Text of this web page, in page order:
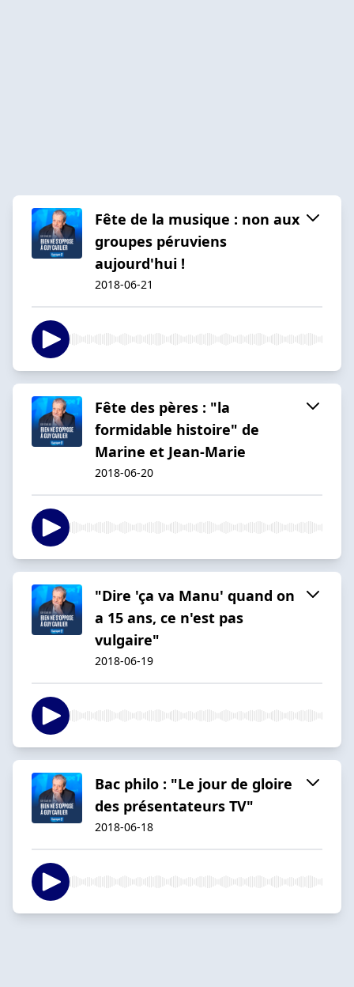
Fête de la musique : non aux
groupes péruviens
aujourd'hui !
2018-06-21
Fête des pères : "la
formidable histoire" de
Marine et Jean-Marie
2018-06-20
"Dire 'ça va Manu' quand on
a 15 ans, ce n'est pas
vulgaire"
2018-06-19
Bac philo : "Le jour de gloire
des présentateurs TV"
2018-06-18